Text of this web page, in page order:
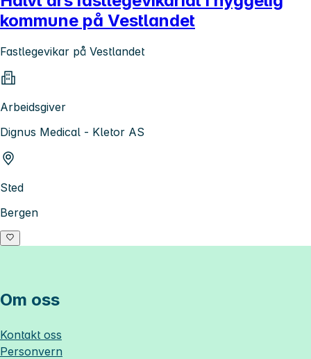
kommune på Vestlandet
Fastlegevikar på Vestlandet
Arbeidsgiver
Dignus Medical - Kletor AS
Sted
Bergen
Om oss
Kontakt oss
Personvern